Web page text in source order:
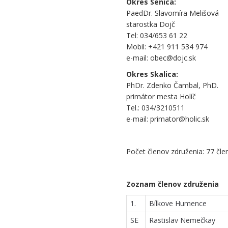
PaedDr. Slavomíra Melišová
starostka Dojč
Tel: 034/653 61 22
Mobil: +421 911 534 974
e-mail: obec@dojc.sk
Okres Skalica:
PhDr. Zdenko Čambal, PhD.
primátor mesta Holíč
Tel.: 034/3210511
e-mail: primator@holic.sk
Počet členov združenia: 77
Zoznam členov združenia
1.
Bílkove Humence
SE
Rastislav Nemečkay